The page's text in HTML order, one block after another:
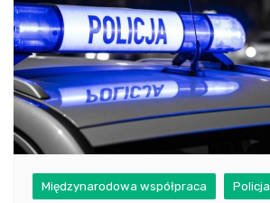
Międzynarodowa współpraca Policja